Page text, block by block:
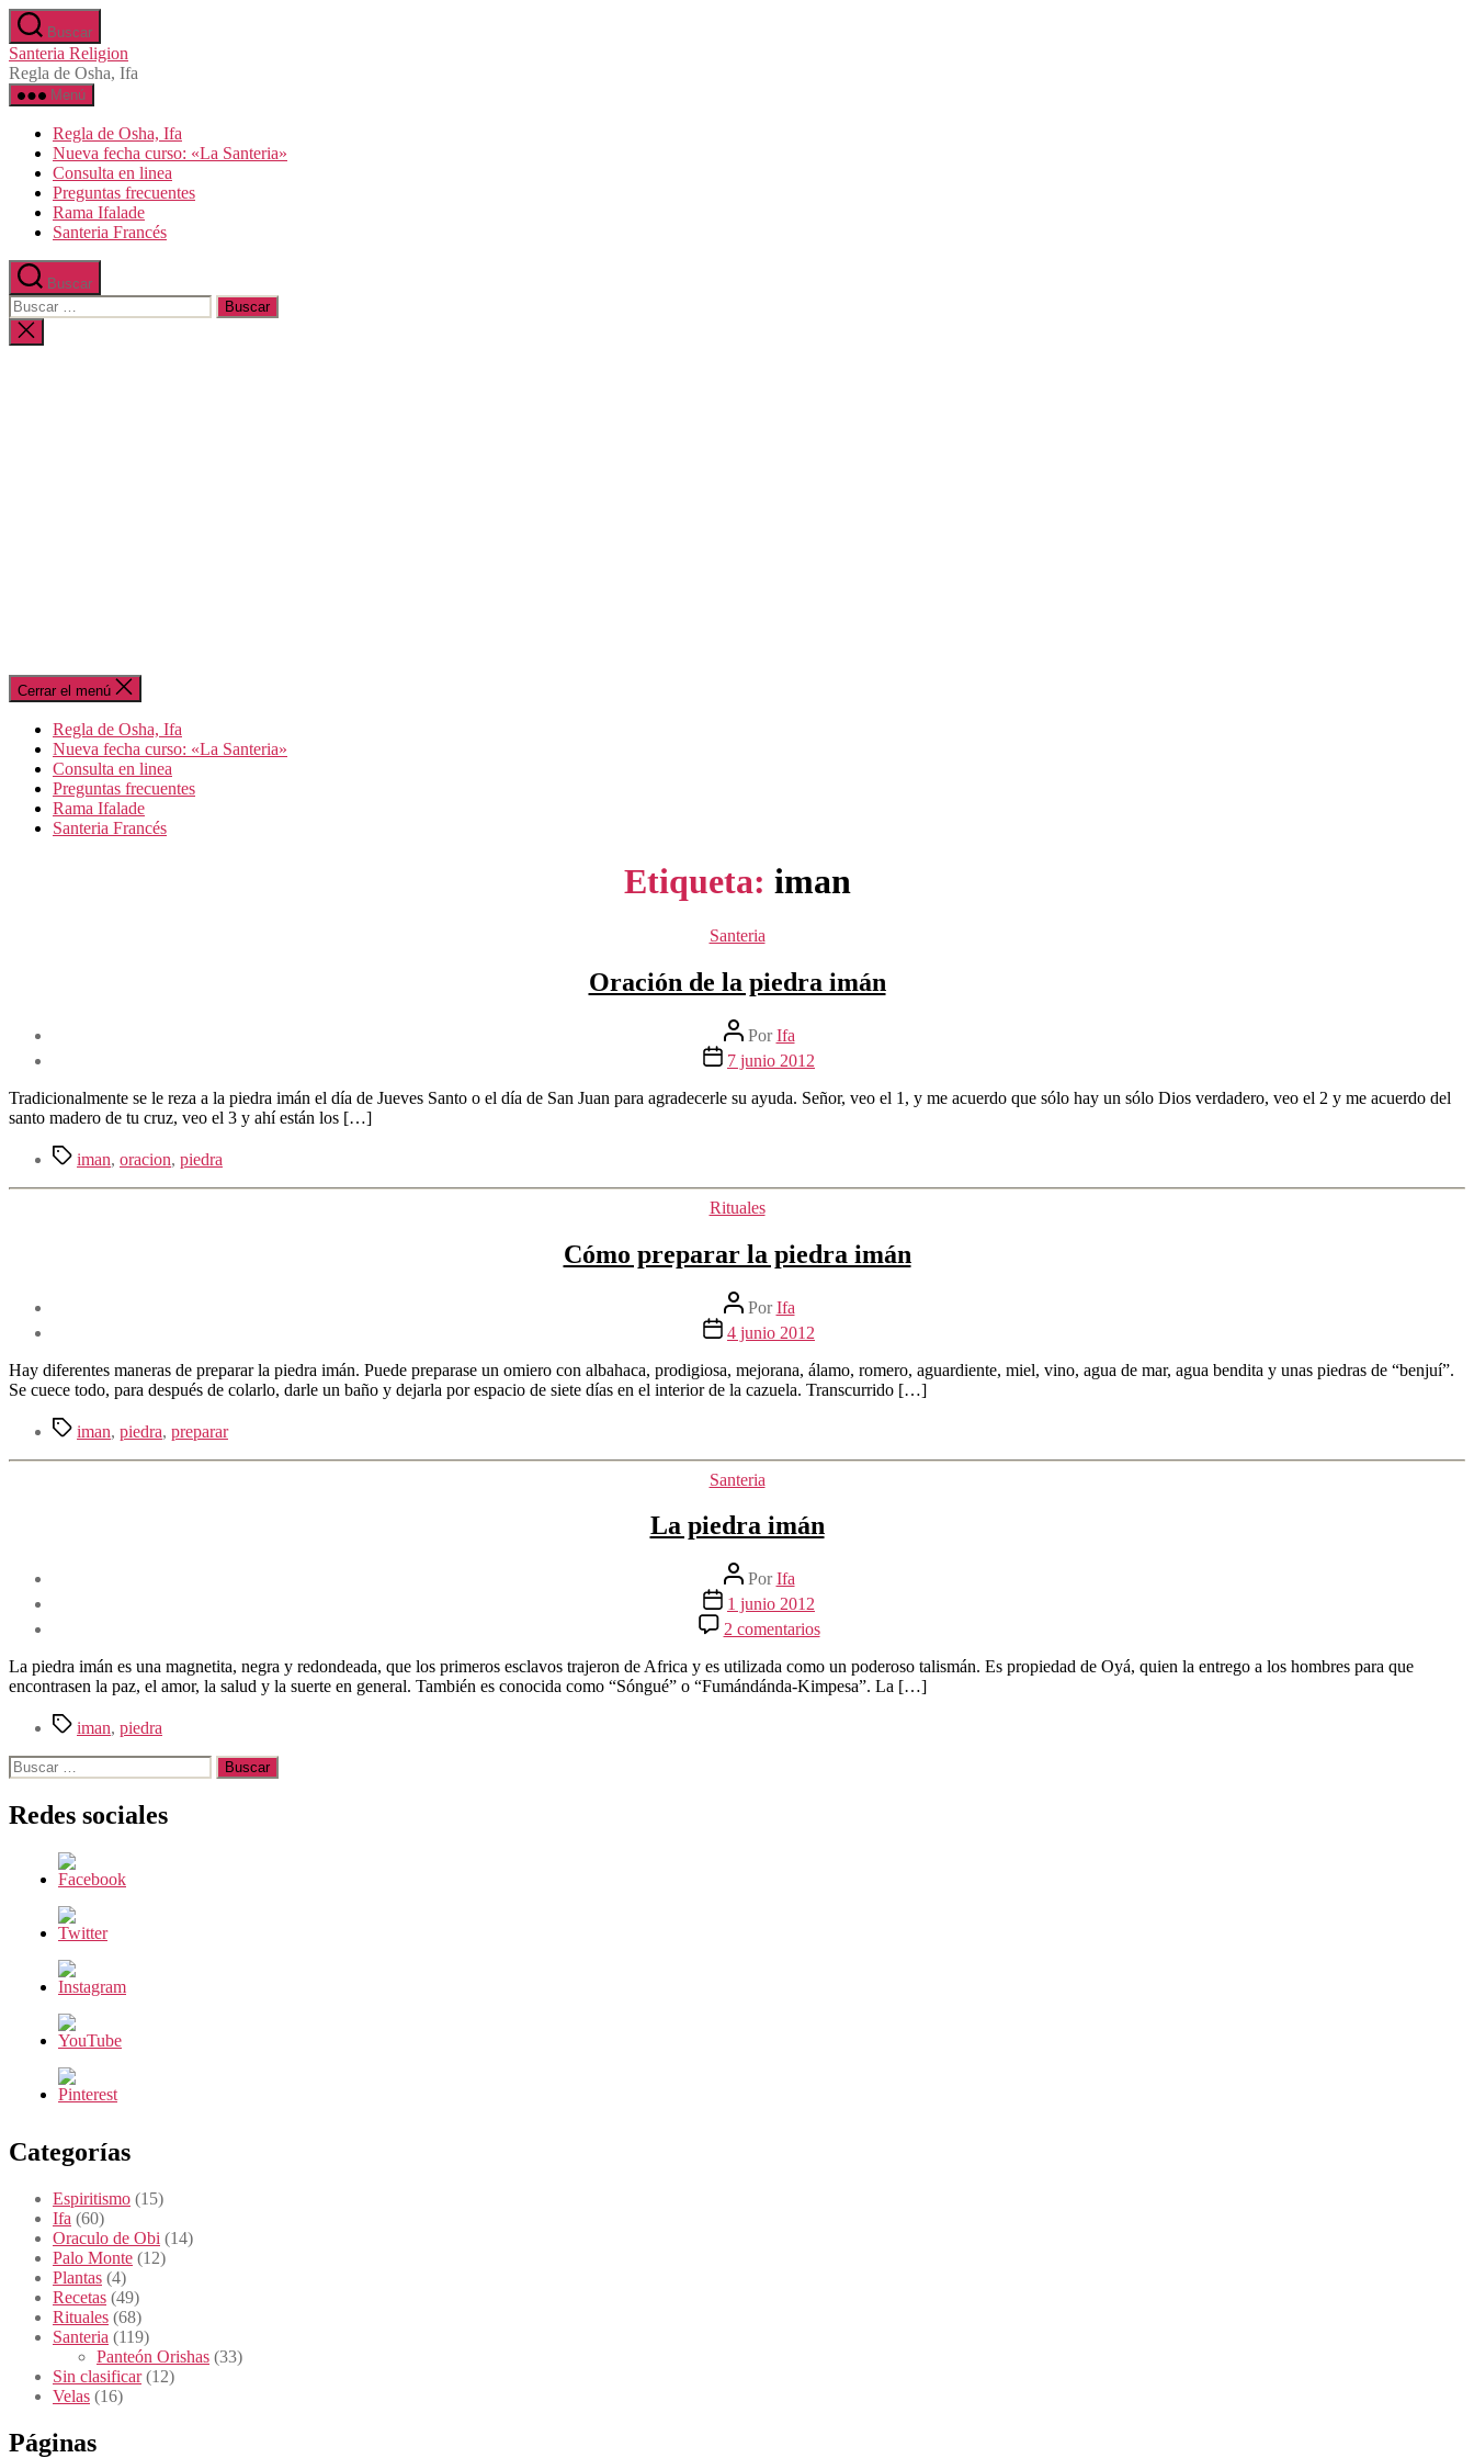
Saltar
al
contenido
Buscar
Santeria Religion
Regla de Osha, Ifa
Menú
Regla de Osha, Ifa
Nueva fecha curso: «La Santeria»
Consulta en linea
Preguntas frecuentes
Rama Ifalade
Santeria Francés
Buscar
Buscar:
Cerrar
la
Cerrar el menú
Regla de Osha, Ifa
Nueva fecha curso: «La Santeria»
Consulta en linea
Preguntas frecuentes
Rama Ifalade
Santeria Francés
Etiqueta: iman
Categorías
Santeria
Oración de la piedra imán
Autor
de
la
PorIfa
Fecha
la
7 junio 2012
Tradicionalmente se le reza a la piedra imán el día de Jueves Santo o el día de San Juan para agradecerle su ayuda. Señor, veo el 1, y me acuerdo que sólo hay un sólo Dios verdadero, veo el 2 y me acuerdo del
santo madero de tu cruz, veo el 3 y ahí están los […]
Etiquetas
iman, oracion, piedra
Categorías
Rituales
Cómo preparar la piedra imán
Autor
de
la
PorIfa
Fecha
la
entrada
4 junio 2012
Hay diferentes maneras de preparar la piedra imán. Puede preparase un omiero con albahaca, prodigiosa, mejorana, álamo, romero, aguardiente, miel, vino, agua de mar, agua bendita y unas piedras de “benjuí”.
Se cuece todo, para después de colarlo, darle un baño y dejarla por espacio de siete días en el interior de la cazuela. Transcurrido […]
Etiquetas
iman, piedra, preparar
Categorías
Santeria
La piedra imán
Autor
de
la
entrada
PorIfa
Fecha
de
la
entrada
1 junio 2012
2 comentariosen
La
piedra
imán
La piedra imán es una magnetita, negra y redondeada, que los primeros esclavos trajeron de Africa y es utilizada como un poderoso talismán. Es propiedad de Oyá, quien la entrego a los hombres para que
encontrasen la paz, el amor, la salud y la suerte en general. También es conocida como “Sóngué” o “Fumándánda-Kimpesa”. La […]
Etiquetas
iman, piedra
Buscar:
Redes sociales
Categorías
Espiritismo (15)
Ifa (60)
Oraculo de Obi (14)
Palo Monte (12)
Plantas (4)
Recetas (49)
Rituales (68)
Santeria (119)
Panteón Orishas (33)
Sin clasificar(12)
Velas (16)
Páginas